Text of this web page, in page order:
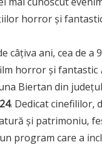
horror și
câțiva ani, cea de a
horror și fantastic
Biertan din
. Dedicat cinefililor,
și patrimoniu,
program care a